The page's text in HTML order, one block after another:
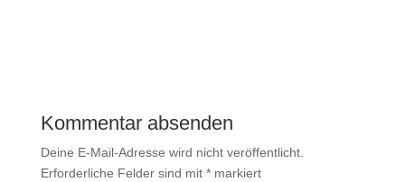
Kommentar absenden
Deine E-Mail-Adresse wird nicht veröffentlicht.
Erforderliche Felder sind mit *markiert